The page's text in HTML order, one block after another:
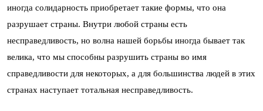
иногда солидарность приобретает такие формы, что она
разрушает страны. Внутри любой страны есть
несправедливость, но волна нашей борьбы иногда бывает так
велика, что мы способны разрушить страны во имя
справедливости для некоторых, а для большинства людей в этих
странах наступает тотальная несправедливость.